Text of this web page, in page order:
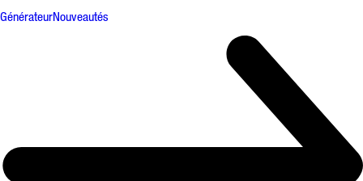
GénérateurNouveautés